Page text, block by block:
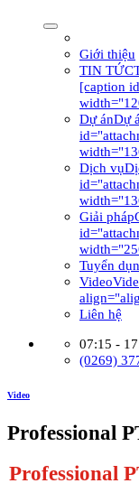
Giới thiệu
TIN TỨC
[caption
Dự ánDự
Dịch vụ
Giải pháp
Tuyển
Video
Liên hệ
07:15 -
(0269)
Video
Professional
Professional